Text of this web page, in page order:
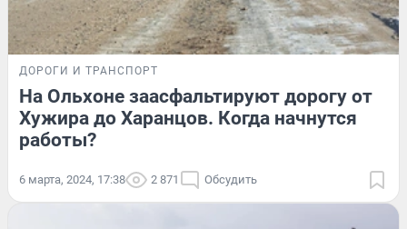
ДОРОГИ И ТРАНСПОРТ
На Ольхоне заасфальтируют дорогу от
Хужира до Харанцов. Когда начнутся
работы?
6 марта, 2024, 17:38 2 871 Обсудить